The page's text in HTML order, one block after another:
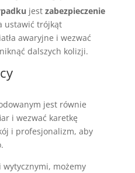
jest zabezpieczenie
ustawić trójkąt
awaryjne i wezwać
dalszych kolizji.
jest równie
i wezwać karetkę
i profesjonalizm, aby
możemy